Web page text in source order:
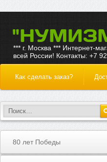
*** г. Москва *** Интернет-
всей России! Контакты: +7
Как сделать заказ?
80 лет Победы